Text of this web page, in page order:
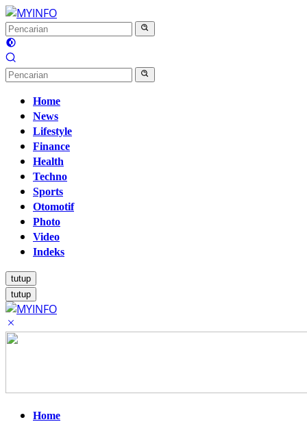
Langsung
ke
konten
Home
News
Lifestyle
Finance
Health
Techno
Sports
Otomotif
Photo
Video
Indeks
tutup
tutup
Home